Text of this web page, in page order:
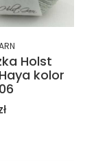
Holst
kolor